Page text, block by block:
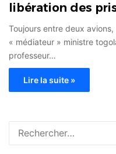
libération des
Toujours entre deux
« médiateur » ministre
professeur…
Lire la suite »